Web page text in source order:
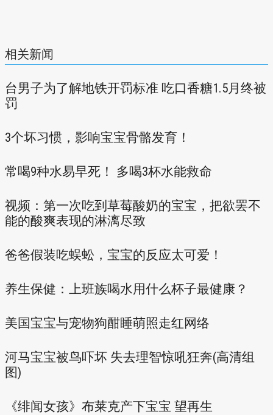
相关新闻
台男子为了解地铁开罚标准 吃口香糖1.5月终被
罚
3个坏习惯，影响宝宝骨骼发育！
常喝9种水易早死！ 多喝3杯水能救命
视频：第一次吃到草莓酸奶的宝宝，把欲罢不
能的酸爽表现的淋漓尽致
爸爸假装吃蜈蚣，宝宝的反应太可爱！
养生保健：上班族喝水用什么杯子最健康？
美国宝宝与宠物狗酣睡萌照走红网络
河马宝宝被鸟吓坏 失去理智惊吼狂奔(高清组
图)
《绯闻女孩》布莱克产下宝宝 望再生